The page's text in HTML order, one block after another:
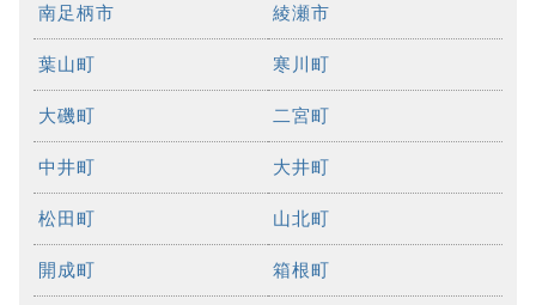
南足柄市 綾瀬市
葉山町 寒川町
大磯町 二宮町
中井町 大井町
松田町 山北町
開成町 箱根町